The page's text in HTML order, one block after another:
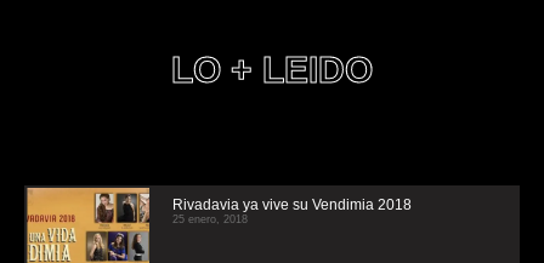
LO + LEIDO
Rivadavia ya vive su Vendimia 2018
25 enero, 2018